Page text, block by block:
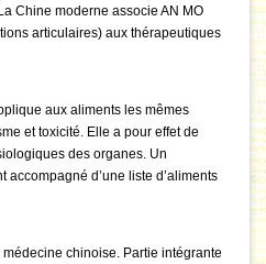
Chine moderne associe AN MO
articulaires) aux thérapeutiques
aux aliments les mêmes
et toxicité. Elle a pour effet de
des organes. Un
d’une liste d’aliments
médecine chinoise. Partie intégrante